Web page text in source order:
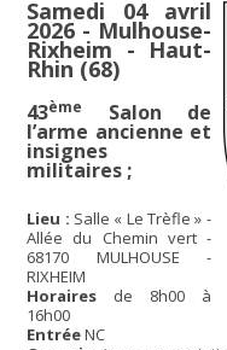
Samedi 04 avril
2026 - Mulhouse-
Rixheim - Haut-
Rhin (68)
43ème Salon de
l’arme ancienne et
insignes
militaires ;
Lieu : Salle « Le Trèfle » -
Allée du Chemin vert -
68170 MULHOUSE -
RIXHEIM
Horaires de 8h00 à
16h00
EntréeNC